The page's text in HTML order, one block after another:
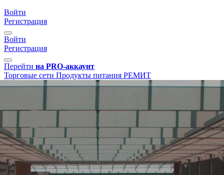
Войти
Регистрация
Войти
Регистрация
Перейти на PRO-аккаунт
Торговые сети Продукты питания РЕМИТ